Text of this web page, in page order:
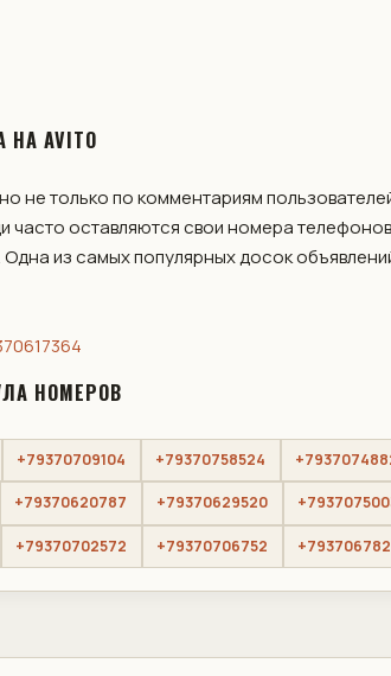
AVITO
не только по комментариям
часто оставляются свои номера
из самых популярных досок
НОМЕРОВ
+79370709104 +79370758524
+79370620787 +79370629520
+79370702572 +79370706752